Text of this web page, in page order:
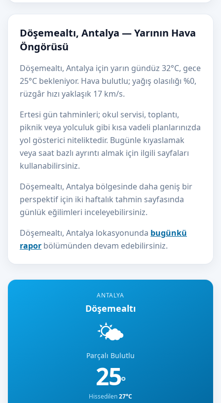
ANTALYA
Döşemealtı
🌤️
Parçalı Bulutlu
25°
Hissedilen27°C
Döşemealtı, Antalya — Yarının Hava
Öngörüsü
Döşemealtı, Antalya için yarın gündüz 32°C, gece
25°C bekleniyor. Hava bulutlu; yağış olasılığı %0,
rüzgâr hızı yaklaşık 17 km/s.
Ertesi gün tahminleri; okul servisi, toplantı,
piknik veya yolculuk gibi kısa vadeli planlarınızda
yol gösterici niteliktedir. Bugünle kıyaslamak
veya saat bazlı ayrıntı almak için ilgili sayfaları
kullanabilirsiniz.
Döşemealtı, Antalya bölgesinde daha geniş bir
perspektif için iki haftalık tahmin sayfasında
günlük eğilimleri inceleyebilirsiniz.
Döşemealtı, Antalya lokasyonunda bugünkü
rapor bölümünden devam edebilirsiniz.